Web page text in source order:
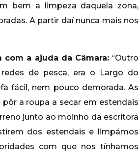
bem a limpeza daquela zona,
A partir daí nunca mais nos
a ajuda da Câmara:“Outro
de pesca, era o Largo do
fácil, nem pouco demorada. As
a roupa a secar em estendais
junto ao moinho da escritora
dos estendais e limpámos
com que nos tínhamos